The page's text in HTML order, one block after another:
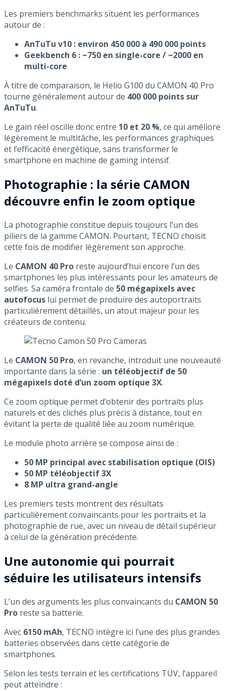
Les premiers benchmarks situent les performances
autour de :
AnTuTu v10 : environ 450 000 à 490 000 points
Geekbench 6 : ~750 en single-core / ~2000 en
multi-core
À titre de comparaison, le Helio G100 du CAMON 40 Pro
tourne généralement autour de 400 000 points sur
AnTuTu.
Le gain réel oscille donc entre 10 et 20 %, ce qui améliore
légèrement le multitâche, les performances graphiques
et l’efficacité énergétique, sans transformer le
smartphone en machine de gaming intensif.
Photographie : la série CAMON
découvre enfin le zoom optique
La photographie constitue depuis toujours l’un des
piliers de la gamme CAMON. Pourtant, TECNO choisit
cette fois de modifier légèrement son approche.
Le CAMON 40 Pro reste aujourd’hui encore l’un des
smartphones les plus intéressants pour les amateurs de
selfies. Sa caméra frontale de 50 mégapixels avec
autofocus lui permet de produire des autoportraits
particulièrement détaillés, un atout majeur pour les
créateurs de contenu.
Le CAMON 50 Pro, en revanche, introduit une nouveauté
importante dans la série : un téléobjectif de 50
mégapixels doté d’un zoom optique 3X.
Ce zoom optique permet d’obtenir des portraits plus
naturels et des clichés plus précis à distance, tout en
évitant la perte de qualité liée au zoom numérique.
Le module photo arrière se compose ainsi de :
50 MP principal avec stabilisation optique (OIS)
50 MP téléobjectif 3X
8 MP ultra grand-angle
Les premiers tests montrent des résultats
particulièrement convaincants pour les portraits et la
photographie de rue, avec un niveau de détail supérieur
à celui de la génération précédente.
Une autonomie qui pourrait
séduire les utilisateurs intensifs
L’un des arguments les plus convaincants du CAMON 50
Pro reste sa batterie.
Avec 6150 mAh, TECNO intègre ici l’une des plus grandes
batteries observées dans cette catégorie de
smartphones.
Selon les tests terrain et les certifications TÜV, l’appareil
peut atteindre :